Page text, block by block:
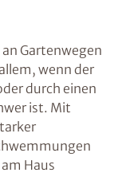
Gartenwegen
wenn der
durch einen
ist. Mit
Haus